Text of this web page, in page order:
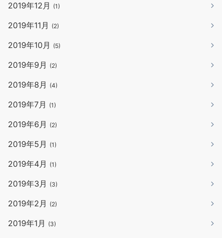
2019年12月 (1)
2019年11月 (2)
2019年10月 (5)
2019年9月 (2)
2019年8月 (4)
2019年7月 (1)
2019年6月 (2)
2019年5月 (1)
2019年4月 (1)
2019年3月 (3)
2019年2月 (2)
2019年1月 (3)